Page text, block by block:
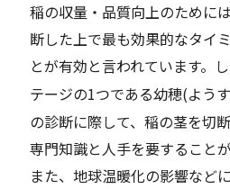
稲の収量・品質向上のために
断した上で最も効果的なタイ
とが有効と言われています。
テージの1つである幼穂(よう
の診断に際して、稲の茎を切
専門知識と人手を要すること
また、地球温暖化の影響など